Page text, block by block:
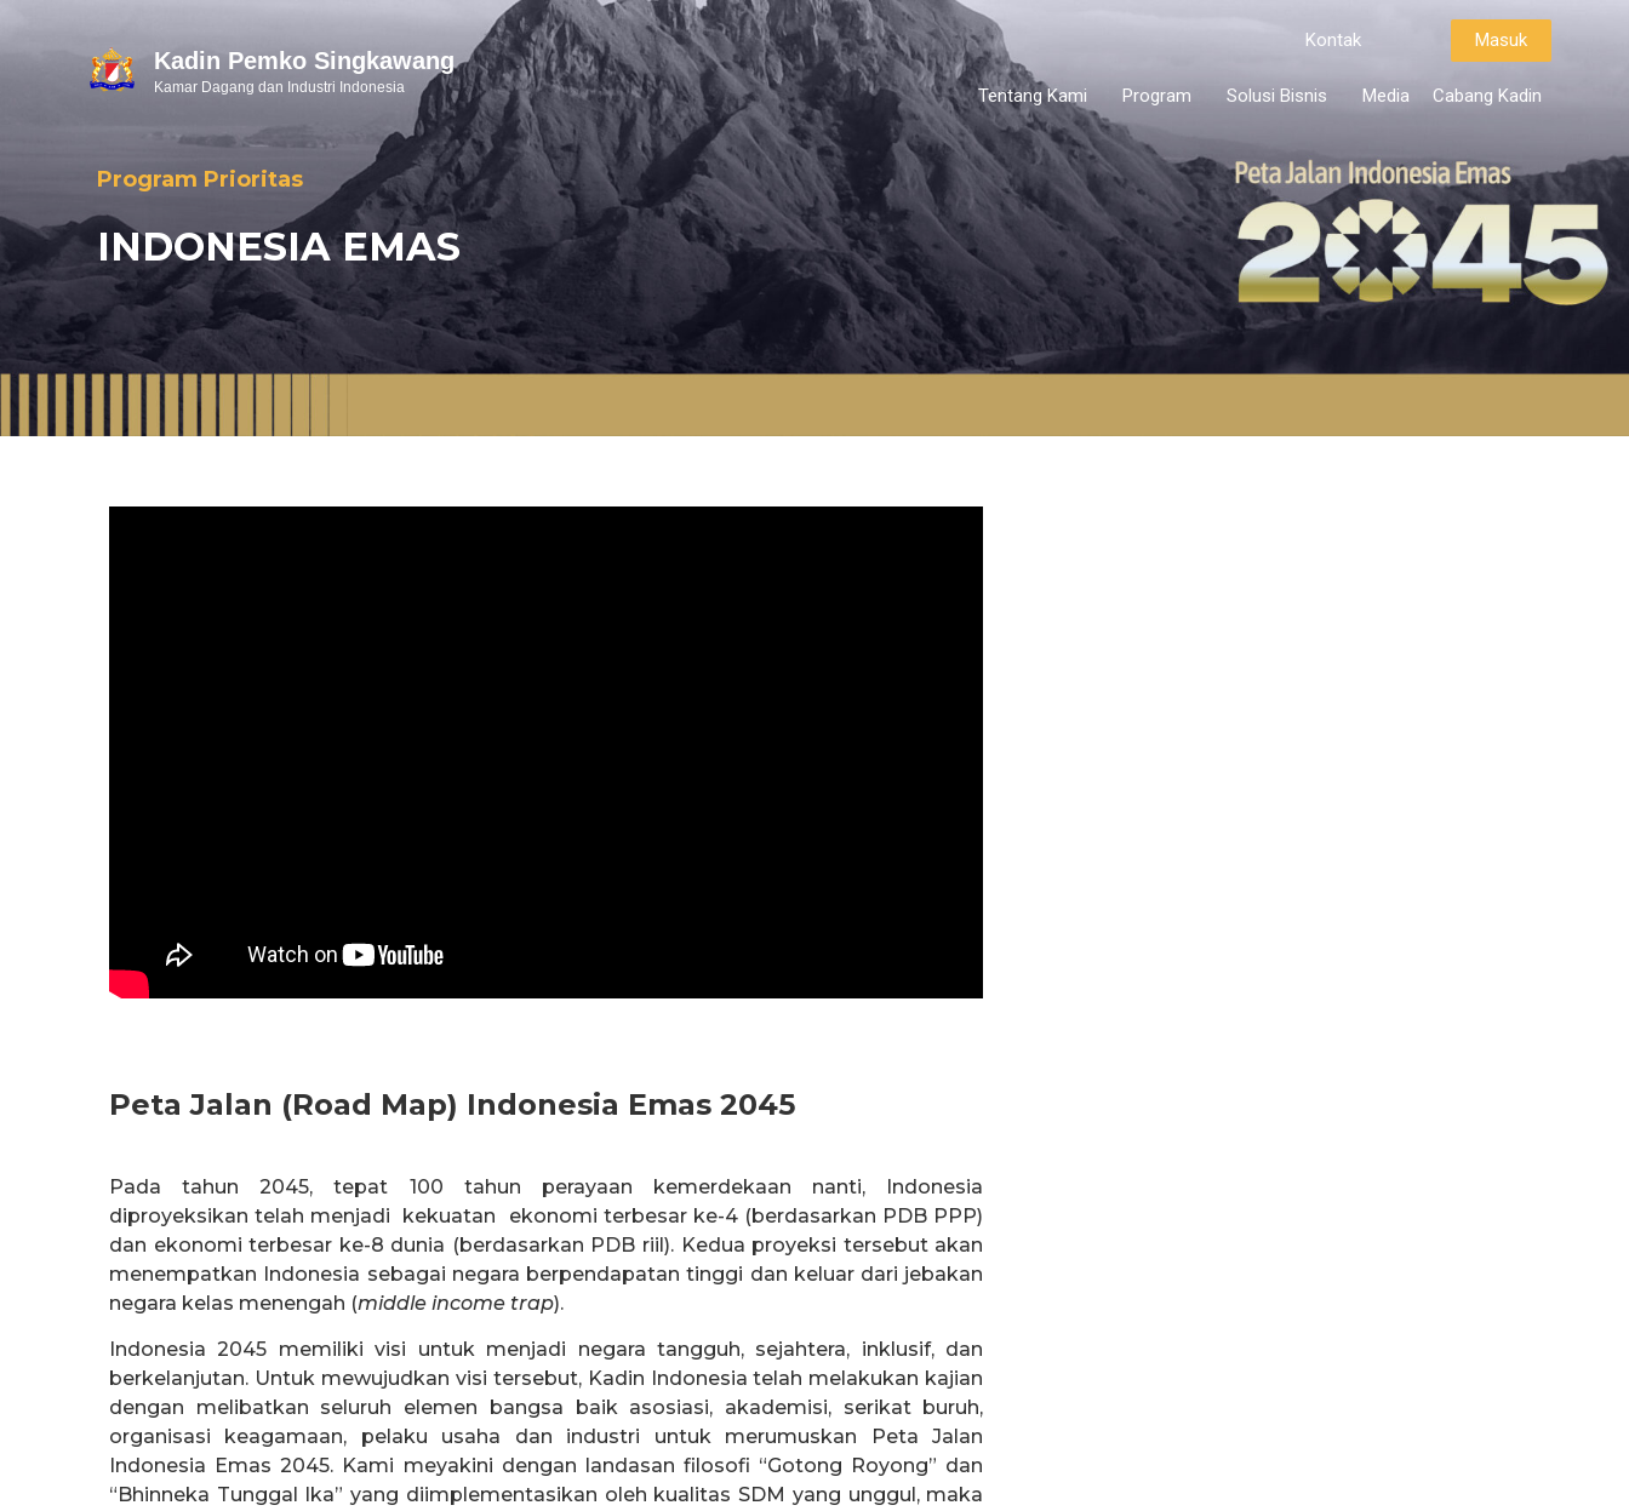
Kadin Pemko Singkawang
Kamar Dagang dan Industri Indonesia
Kontak Masuk
Tentang Kami Program Solusi Bisnis Media Cabang Kadin
Program Prioritas
INDONESIA EMAS
Peta Jalan (Road Map) Indonesia Emas 2045
Pada tahun 2045, tepat 100 tahun perayaan kemerdekaan nanti, Indonesia
diproyeksikan telah menjadi kekuatan ekonomi terbesar ke-4 (berdasarkan PDB PPP)
dan ekonomi terbesar ke-8 dunia (berdasarkan PDB riil). Kedua proyeksi tersebut akan
menempatkan Indonesia sebagai negara berpendapatan tinggi dan keluar dari jebakan
negara kelas menengah (middle income trap).
Indonesia 2045 memiliki visi untuk menjadi negara tangguh, sejahtera, inklusif, dan
berkelanjutan. Untuk mewujudkan visi tersebut, Kadin Indonesia telah melakukan kajian
dengan melibatkan seluruh elemen bangsa baik asosiasi, akademisi, serikat buruh,
organisasi keagamaan, pelaku usaha dan industri untuk merumuskan Peta Jalan
Indonesia Emas 2045. Kami meyakini dengan landasan filosofi “Gotong Royong” dan
“Bhinneka Tunggal Ika” yang diimplementasikan oleh kualitas SDM yang unggul, maka